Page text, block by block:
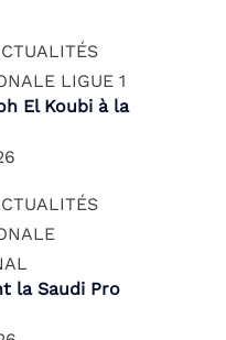
LIGUE 1
El Koubi à la
la Saudi Pro